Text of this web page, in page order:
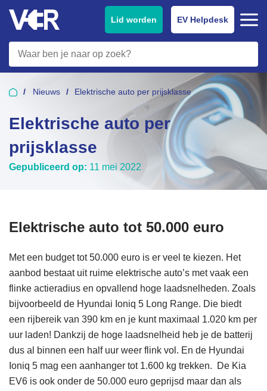
Lid worden EV Helpdesk
Nieuws Elektrische auto per prijsklasse
Elektrische auto per
prijsklasse
Gepubliceerd op: 11 mei 2022
Elektrische auto tot 50.000 euro
Met een budget tot 50.000 euro is er veel te kiezen. Het
aanbod bestaat uit ruime elektrische auto’s met vaak een
flinke actieradius en opvallend hoge laadsnelheden. Zoals
bijvoorbeeld de Hyundai Ioniq 5 Long Range. Die biedt
een rijbereik van 390 km en je kunt maximaal 1.020 km per
uur laden! Dankzij de hoge laadsnelheid heb je de batterij
dus al binnen een half uur weer flink vol. En de Hyundai
Ioniq 5 mag een aanhanger tot 1.600 kg trekken. De Kia
EV6 is ook onder de 50.000 euro geprijsd maar dan als